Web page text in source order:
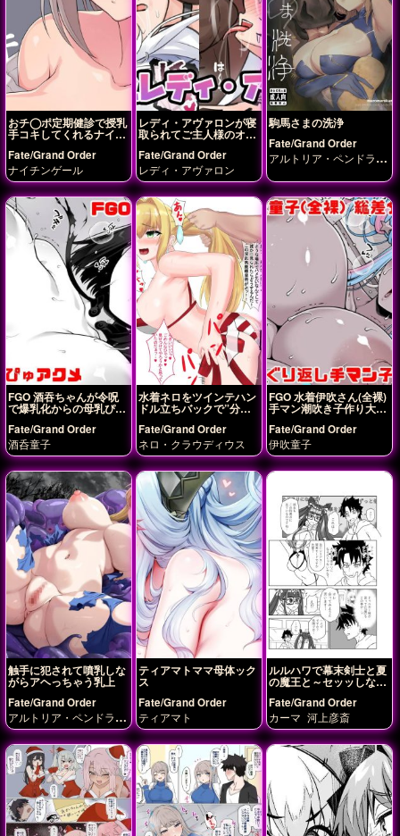
おチ◯ポ定期健診で授乳
手コキしてくれるナイチ
Fate/Grand Order
ナイチンゲール
レディ・アヴァロンが寝
取られてご主人様のオナ
Fate/Grand Order
レディ・アヴァロン
駒馬さまの洗浄
Fate/Grand Order
アルトリア・ペンドラゴ
FGO 酒吞ちゃんが令呪
で爆乳化からの母乳ぴゅ
っぴゅアクメ
Fate/Grand Order
酒呑童子
水着ネロをツインテハン
ドル立ちバックで”分か
らせる”
Fate/Grand Order
ネロ・クラウディウス
FGO 水着伊吹さん(全裸)
手マン潮吹き子作り大量
中出しボテ腹ラブラブ神
霊
Fate/Grand Order
伊吹童子
触手に犯されて噴乳しな
がらアヘっちゃう乳上
Fate/Grand Order
アルトリア・ペンドラゴ
ン(ランサー)
ティアマトママ母体ック
ス
Fate/Grand Order
ティアマト
ルルハワで幕末剣士と夏
の魔王と～セッッしない
Fate/Grand Order
カーマ 河上彦斎